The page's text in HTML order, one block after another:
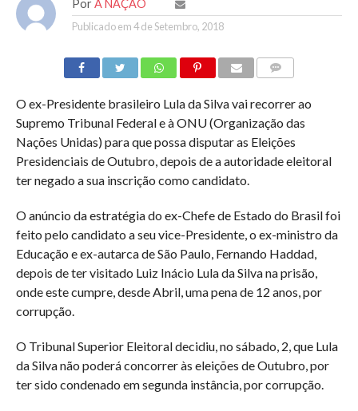
Por A NAÇÃO
Publicado em4 de Setembro, 2018
O ex-Presidente brasileiro Lula da Silva vai recorrer ao
Supremo Tribunal Federal e à ONU (Organização das
Nações Unidas) para que possa disputar as Eleições
Presidenciais de Outubro, depois de a autoridade eleitoral
ter negado a sua inscrição como candidato.
O anúncio da estratégia do ex-Chefe de Estado do Brasil foi
feito pelo candidato a seu vice-Presidente, o ex-ministro da
Educação e ex-autarca de São Paulo, Fernando Haddad,
depois de ter visitado Luiz Inácio Lula da Silva na prisão,
onde este cumpre, desde Abril, uma pena de 12 anos, por
corrupção.
O Tribunal Superior Eleitoral decidiu, no sábado, 2, que Lula
da Silva não poderá concorrer às eleições de Outubro, por
ter sido condenado em segunda instância, por corrupção.